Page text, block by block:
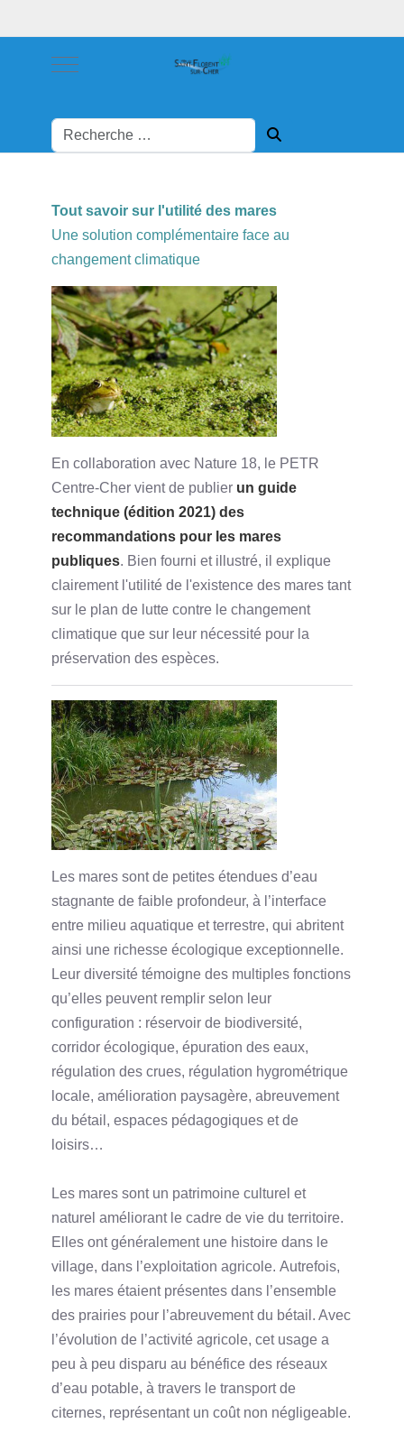
Mobile Menu Toggle
Tout savoir sur l'utilité des mares
Une solution complémentaire face au
changement climatique
En collaboration avec Nature 18, le PETR
Centre-Cher vient de publier un guide
technique (édition 2021) des
recommandations pour les mares
publiques. Bien fourni et illustré, il explique
clairement l'utilité de l'existence des mares tant
sur le plan de lutte contre le changement
climatique que sur leur nécessité pour la
préservation des espèces.
Les mares sont de petites étendues d’eau
stagnante de faible profondeur, à l’interface
entre milieu aquatique et terrestre, qui abritent
ainsi une richesse écologique exceptionnelle.
Leur diversité témoigne des multiples fonctions
qu’elles peuvent remplir selon leur
configuration : réservoir de biodiversité,
corridor écologique, épuration des eaux,
régulation des crues, régulation hygrométrique
locale, amélioration paysagère, abreuvement
du bétail, espaces pédagogiques et de
loisirs…
Les mares sont un patrimoine culturel et
naturel améliorant le cadre de vie du territoire.
Elles ont généralement une histoire dans le
village, dans l’exploitation agricole. Autrefois,
les mares étaient présentes dans l’ensemble
des prairies pour l’abreuvement du bétail. Avec
l’évolution de l’activité agricole, cet usage a
peu à peu disparu au bénéfice des réseaux
d’eau potable, à travers le transport de
citernes, représentant un coût non négligeable.